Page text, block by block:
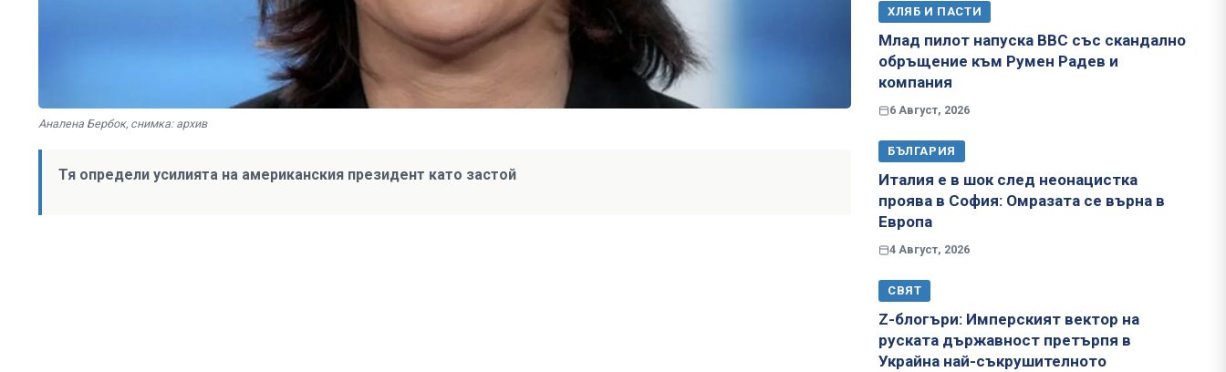
Аналена Бербок, снимка: архив
Тя определи усилията на американския президент като застой
ХЛЯБ И ПАСТИ
Млад пилот напуска ВВС със скандално
обръщение към Румен Радев и
компания
6 Август, 2026
БЪЛГАРИЯ
Италия е в шок след неонацистка
проява в София: Омразата се върна в
Европа
4 Август, 2026
СВЯТ
Z-блогъри: Имперският вектор на
руската държавност претърпя в
Украйна най-съкрушителното